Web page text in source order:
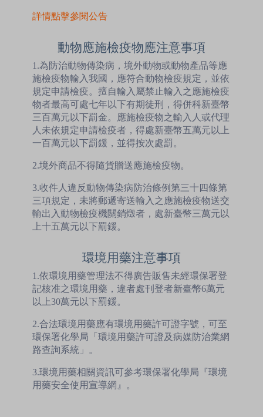
詳情點擊參閱公告
動物應施檢疫物應注意事項
1.為防治動物傳染病，境外動物或動物產品等應
施檢疫物輸入我國，應符合動物檢疫規定，並依
規定申請檢疫。擅自輸入屬禁止輸入之應施檢疫
物者最高可處七年以下有期徒刑，得併科新臺幣
三百萬元以下罰金。應施檢疫物之輸入人或代理
人未依規定申請檢疫者，得處新臺幣五萬元以上
一百萬元以下罰鍰，並得按次處罰。
2.境外商品不得隨貨贈送應施檢疫物。
3.收件人違反動物傳染病防治條例第三十四條第
三項規定，未將郵遞寄送輸入之應施檢疫物送交
輸出入動物檢疫機關銷燬者，處新臺幣三萬元以
上十五萬元以下罰鍰。
環境用藥注意事項
1.依環境用藥管理法不得廣告販售未經環保署登
記核准之環境用藥，違者處刊登者新臺幣6萬元
以上30萬元以下罰鍰。
2.合法環境用藥應有環境用藥許可證字號，可至
環保署化學局「環境用藥許可證及病媒防治業網
路查詢系統」。
3.環境用藥相關資訊可參考環保署化學局『環境
用藥安全使用宣導網』。